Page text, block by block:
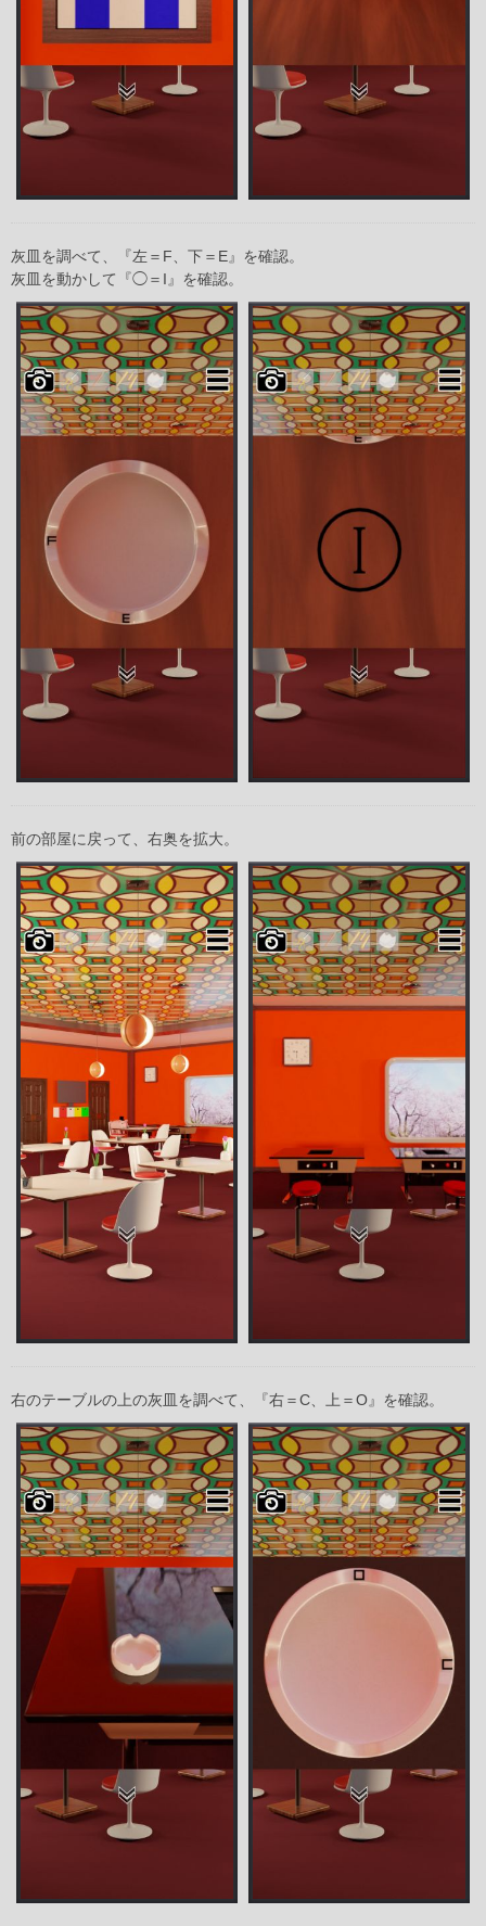
灰皿を調べて、『左＝F、下＝E』を確認。
灰皿を動かして『◯＝I』を確認。
前の部屋に戻って、右奥を拡大。
右のテーブルの上の灰皿を調べて、『右＝C、上＝O』を確認。